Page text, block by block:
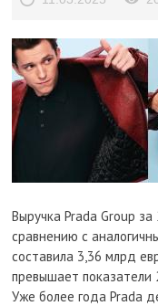
Выручка Prada Group
сравнению с
составила 3,36 млрд
превышает
Уже более года Prada